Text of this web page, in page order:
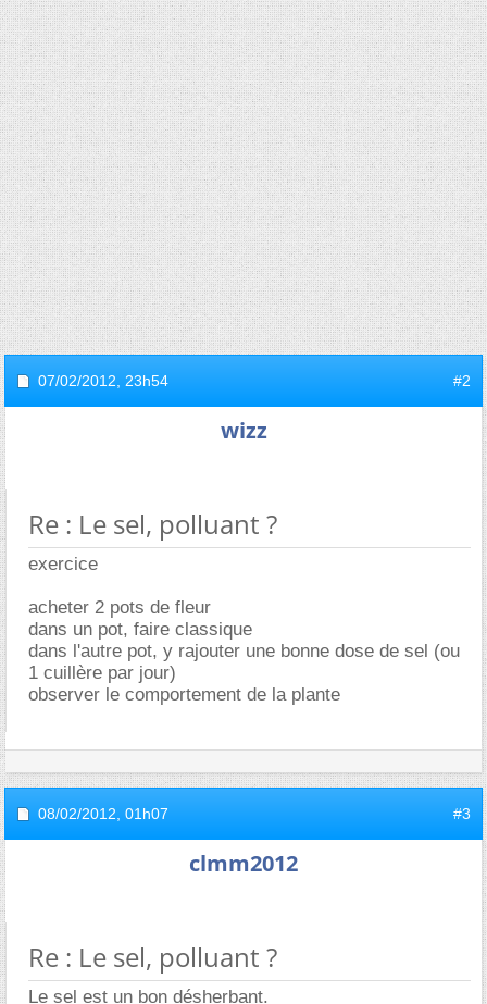
07/02/2012, 23h54 #2
wizz
Re : Le sel, polluant ?
exercice
acheter 2 pots de fleur
dans un pot, faire classique
dans l'autre pot, y rajouter une bonne dose de sel (ou
1 cuillère par jour)
observer le comportement de la plante
08/02/2012, 01h07 #3
clmm2012
Re : Le sel, polluant ?
Le sel est un bon désherbant.